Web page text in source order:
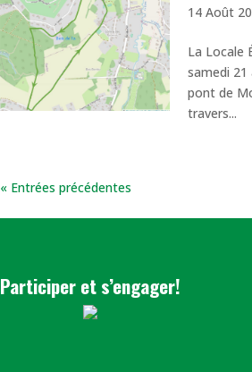
14 Août
La Locale
samedi
pont de
travers...
« Entrées précédentes
Participer et s’engager!